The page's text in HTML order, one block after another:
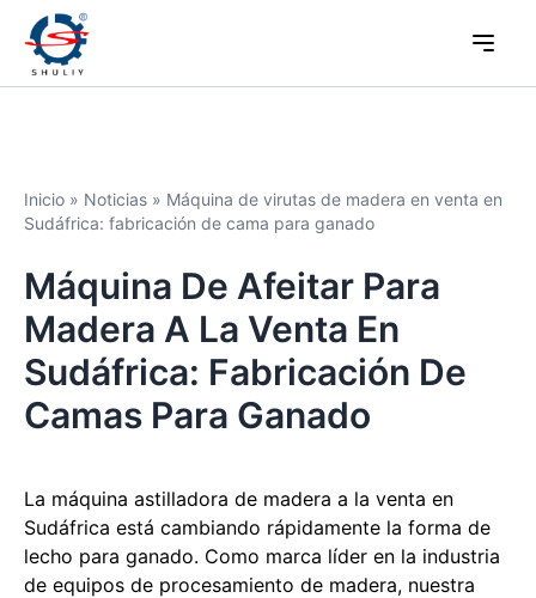
Inicio » Noticias » Máquina de virutas de madera en venta en
Sudáfrica: fabricación de cama para ganado
Máquina De Afeitar Para
Madera A La Venta En
Sudáfrica: Fabricación De
Camas Para Ganado
La máquina astilladora de madera a la venta en
Sudáfrica está cambiando rápidamente la forma de
lecho para ganado. Como marca líder en la industria
de equipos de procesamiento de madera, nuestra